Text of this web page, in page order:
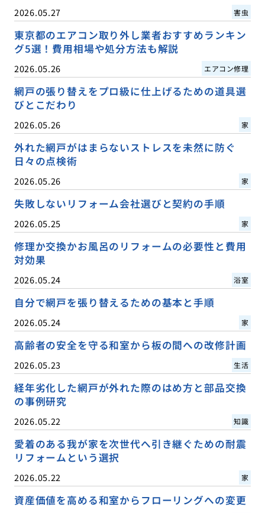
2026.05.27 害虫
東京都のエアコン取り外し業者おすすめランキン
グ5選！費用相場や処分方法も解説
2026.05.26 エアコン修理
網戸の張り替えをプロ級に仕上げるための道具選
びとこだわり
2026.05.26 家
外れた網戸がはまらないストレスを未然に防ぐ
日々の点検術
2026.05.26 家
失敗しないリフォーム会社選びと契約の手順
2026.05.25 家
修理か交換かお風呂のリフォームの必要性と費用
対効果
2026.05.24 浴室
自分で網戸を張り替えるための基本と手順
2026.05.24 家
高齢者の安全を守る和室から板の間への改修計画
2026.05.23 生活
経年劣化した網戸が外れた際のはめ方と部品交換
の事例研究
2026.05.22 知識
愛着のある我が家を次世代へ引き継ぐための耐震
リフォームという選択
2026.05.22 家
資産価値を高める和室からフローリングへの変更